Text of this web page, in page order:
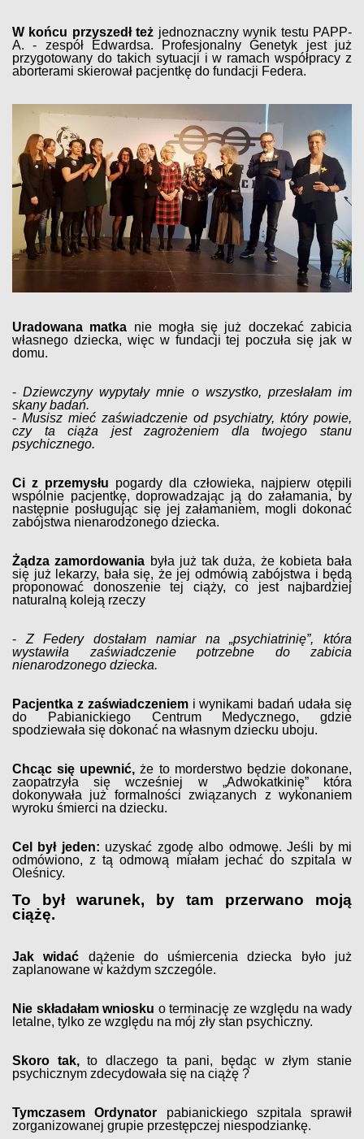
W końcu przyszedł też jednoznaczny wynik testu PAPP-
A. - zespół Edwardsa. Profesjonalny Genetyk jest już
przygotowany do takich sytuacji i w ramach współpracy z
aborterami skierował pacjentkę do fundacji Federa.
Uradowana matka nie mogła się już doczekać zabicia
własnego dziecka, więc w fundacji tej poczuła się jak w
domu.
- Dziewczyny wypytały mnie o wszystko, przesłałam im
skany badań.
- Musisz mieć zaświadczenie od psychiatry, który powie,
czy ta ciąża jest zagrożeniem dla twojego stanu
psychicznego.
Ci z przemysłu pogardy dla człowieka, najpierw otępili
wspólnie pacjentkę, doprowadzając ją do załamania, by
następnie posługując się jej załamaniem, mogli dokonać
zabójstwa nienarodzonego dziecka.
Żądza zamordowania była już tak duża, że kobieta bała
się już lekarzy, bała się, że jej odmówią zabójstwa i będą
proponować donoszenie tej ciąży, co jest najbardziej
naturalną koleją rzeczy
- Z Federy dostałam namiar na „psychiatrinię”, która
wystawiła zaświadczenie potrzebne do zabicia
nienarodzonego dziecka.
Pacjentka z zaświadczeniemi wynikami badań udała się
do Pabianickiego Centrum Medycznego, gdzie
spodziewała się dokonać na własnym dziecku uboju.
Chcąc się upewnić, że to morderstwo będzie dokonane,
zaopatrzyła się wcześniej w „Adwokatkinię” która
dokonywała już formalności związanych z wykonaniem
wyroku śmierci na dziecku.
Cel był jeden: uzyskać zgodę albo odmowę. Jeśli by mi
odmówiono, z tą odmową miałam jechać do szpitala w
Oleśnicy.
To był warunek, by tam przerwano moją
ciążę.
Jak widać dążenie do uśmiercenia dziecka było już
zaplanowane w każdym szczególe.
Nie składałam wniosku o terminację ze względu na wady
letalne, tylko ze względu na mój zły stan psychiczny.
Skoro tak,to dlaczego ta pani, będąc w złym stanie
psychicznym zdecydowała się na ciążę ?
Tymczasem Ordynator pabianickiego szpitala sprawił
zorganizowanej grupie przestępczej niespodziankę.